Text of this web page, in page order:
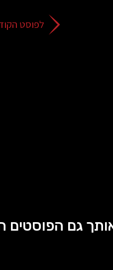
לפוסט
אותך גם הפוסטים